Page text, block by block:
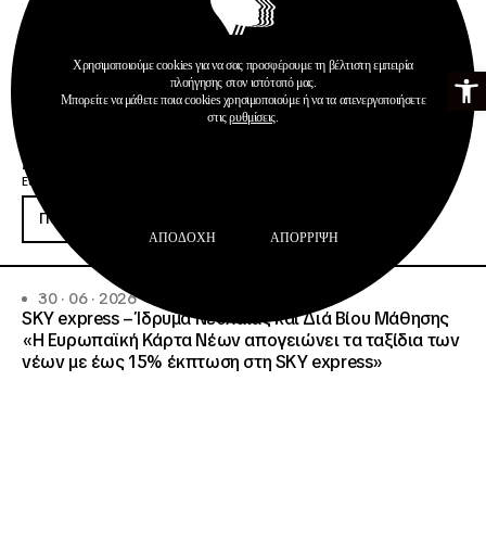
Ανοίξτε
Δημοσιεύσεις
Ευρωπαϊκή Κάρτα Νέων
Περισσότερα
30 · 06 · 2026
SKY express – Ίδρυμα Νεολαίας και Διά Βίου Μάθησης
«Η Ευρωπαϊκή Κάρτα Νέων απογειώνει τα ταξίδια των
νέων με έως 15% έκπτωση στη SKY express»
Χρησιμοποιούμε cookies για να σας προσφέρουμε τη βέλτιστη εμπειρία
πλοήγησης στον ιστότοπό μας.
Μπορείτε να μάθετε ποια cookies χρησιμοποιούμε ή να τα απενεργοποιήσετε
στιςρυθμίσεις.
ΑΠΟΔΟΧΉ ΑΠΌΡΡΙΨΗ